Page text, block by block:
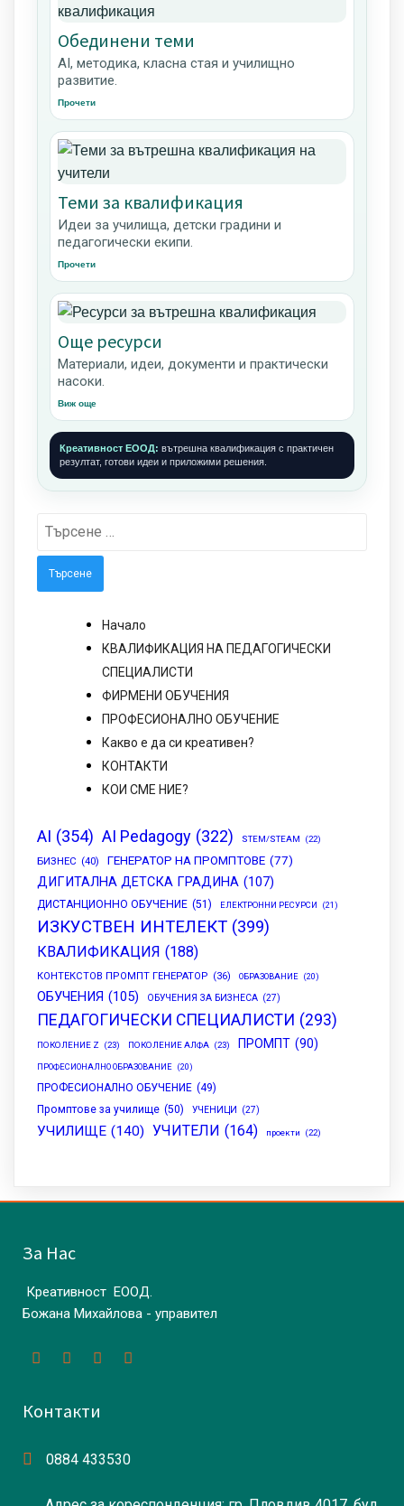
Обединени теми
AI, методика, класна стая и училищно
развитие.
Прочети
Теми за квалификация
Идеи за училища, детски градини и
педагогически екипи.
Прочети
Още ресурси
Материали, идеи, документи и практически
насоки.
Виж още
Креативност ЕООД: вътрешна квалификация с практичен
резултат, готови идеи и приложими решения.
Търсене
Начало
КВАЛИФИКАЦИЯ НА ПЕДАГОГИЧЕСКИ
СПЕЦИАЛИСТИ
ФИРМЕНИ ОБУЧЕНИЯ
ПРОФЕСИОНАЛНО ОБУЧЕНИЕ
Какво е да си креативен?
КОНТАКТИ
КОИ СМЕ НИЕ?
AI (354) AI Pedagogy (322) STEM/STEAM (22)
БИЗНЕС (40) ГЕНЕРАТОР НА ПРОМПТОВЕ (77)
ДИГИТАЛНА ДЕТСКА ГРАДИНА (107)
ДИСТАНЦИОННО ОБУЧЕНИЕ (51) ЕЛЕКТРОННИ РЕСУРСИ (21)
ИЗКУСТВЕН ИНТЕЛЕКТ (399)
КВАЛИФИКАЦИЯ (188)
КОНТЕКСТОВ ПРОМПТ ГЕНЕРАТОР (36) ОБРАЗОВАНИЕ (20)
ОБУЧЕНИЯ (105) ОБУЧЕНИЯ ЗА БИЗНЕСА (27)
ПЕДАГОГИЧЕСКИ СПЕЦИАЛИСТИ (293)
ПОКОЛЕНИЕ Z (23) ПОКОЛЕНИЕ АЛФА (23) ПРОМПТ (90)
ПРОФЕСИОНАЛНО ОБРАЗОВАНИЕ (20)
ПРОФЕСИОНАЛНО ОБУЧЕНИЕ (49)
Промптове за училище (50) УЧЕНИЦИ (27)
УЧИЛИЩЕ (140) УЧИТЕЛИ (164) проекти (22)
За Нас
Креативност ЕООД.
Божана Михайлова - управител
Контакти
0884 433530